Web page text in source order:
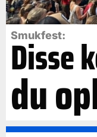
Smukfest:
Disse
du